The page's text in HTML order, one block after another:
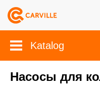
Katalog
Насосы для